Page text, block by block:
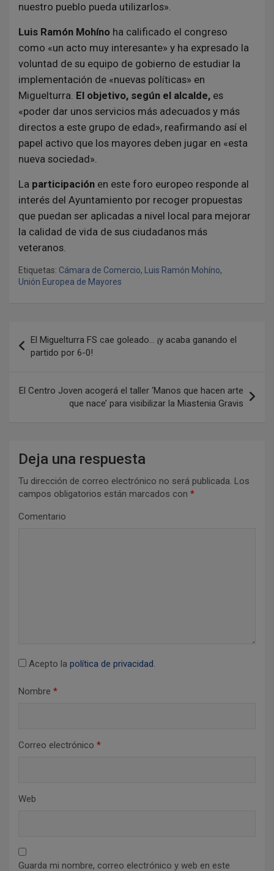
nuestro pueblo pueda utilizarlos».
Luis Ramón Mohíno ha calificado el congreso
como «un acto muy interesante» y ha expresado la
voluntad de su equipo de gobierno de estudiar la
implementación de «nuevas políticas» en
Miguelturra. El objetivo, según el alcalde, es
«poder dar unos servicios más adecuados y más
directos a este grupo de edad», reafirmando así el
papel activo que los mayores deben jugar en «esta
nueva sociedad».
La participación en este foro europeo responde al
interés del Ayuntamiento por recoger propuestas
que puedan ser aplicadas a nivel local para mejorar
la calidad de vida de sus ciudadanos más
veteranos.
Etiquetas: Cámara de Comercio, Luis Ramón Mohíno,
Unión Europea de Mayores
El Miguelturra FS cae goleado… ¡y acaba ganando el
partido por 6-0!
El Centro Joven acogerá el taller ‘Manos que hacen arte
que nace’ para visibilizar la Miastenia Gravis
Deja una respuesta
Tu dirección de correo electrónico no será publicada. Los
campos obligatorios están marcados con *
Comentario
Acepto la política de privacidad.
Nombre *
Correo electrónico *
Web
Guarda mi nombre, correo electrónico y web en este